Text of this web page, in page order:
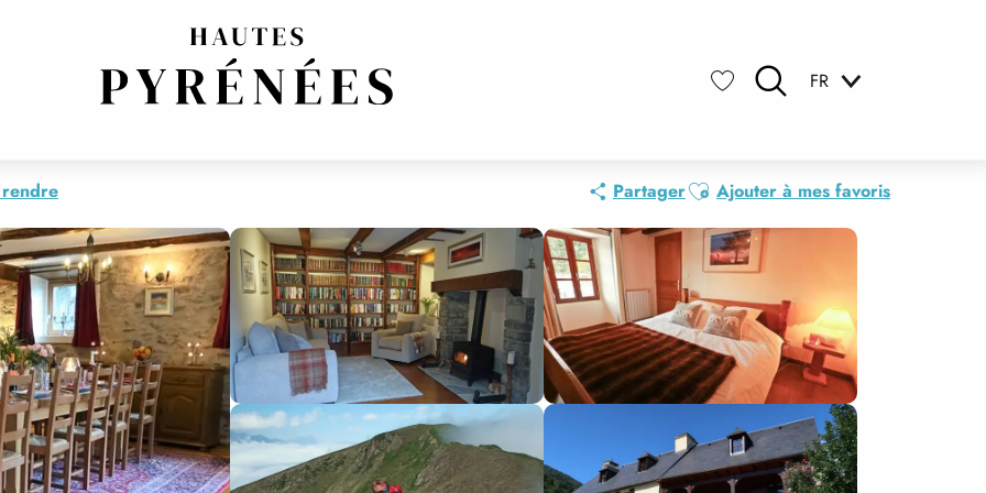
FR
PartagerAjouter aux favoris
Ajouter à mes favoris